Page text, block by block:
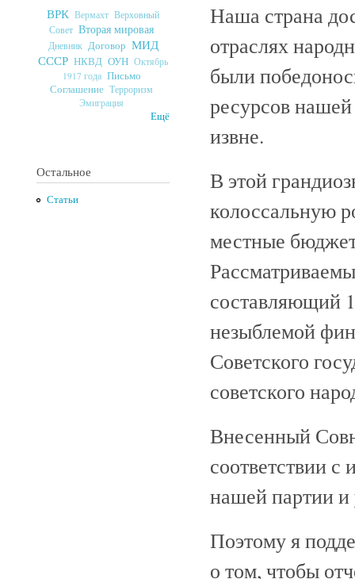
ВРК Вермахт Верховный
Совет Вторая мировая
Дневник Договор МИД
СССР НКВД ОУН Октябрь
1917 года Письмо
Соглашение Терроризм
Эмиграция
Ещё
Остальное
Статьи
Наша страна
отраслях
были
ресурсов
извне.
В этой
колоссальную
местные
составляющий
незыблемой
Советского
советского
Внесенный
соответствии
нашей партии
Поэтому я
о том, чтобы